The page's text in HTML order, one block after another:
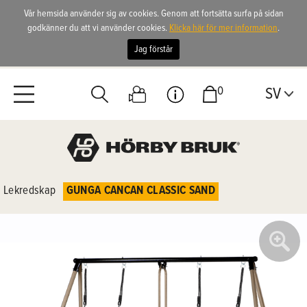
0 SV
Lekredskap GUNGA CANCAN CLASSIC SAND
Vår hemsida använder sig av cookies. Genom att fortsätta surfa på sidan
godkänner du att vi använder cookies. Klicka här för mer information.
Jag förstår